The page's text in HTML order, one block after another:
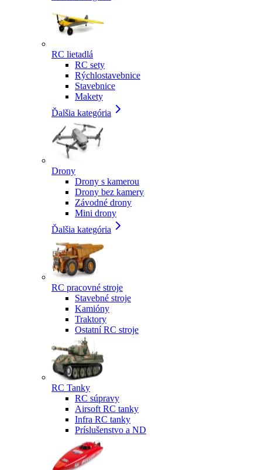
RC lietadlá
RC sety
Rýchlostavebnice
Stavebnice
Makety
Ďalšia kategória
Drony
Drony s kamerou
Drony bez kamery
Závodné drony
Mini drony
Ďalšia kategória
RC pracovné stroje
Stavebné stroje
Kamióny
Traktory
Ostatní RC stroje
RC Tanky
RC súpravy
Airsoft RC tanky
Infra RC tanky
Príslušenstvo a ND